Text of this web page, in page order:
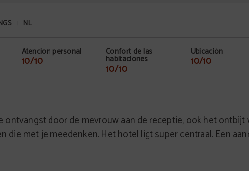
NL
Atención personal
10/10
Confort de las
habitaciones
10/10
Ubicación
10/10
ontvangst door de mevrouw aan de receptie, ook het ontbijt
die met je meedenken. Het hotel ligt super centraal. Een